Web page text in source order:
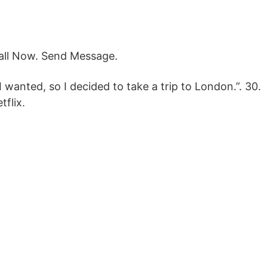
Now. Send Message.
so I decided to take a trip to London.”. 30.